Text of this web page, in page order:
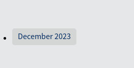
December 2023